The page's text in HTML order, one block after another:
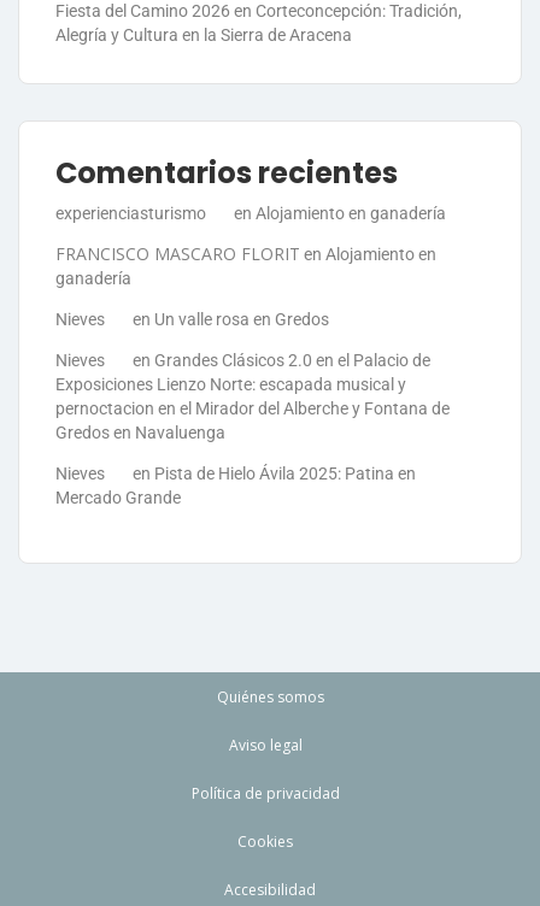
Fiesta del Camino 2026 en Corteconcepción: Tradición,
Alegría y Cultura en la Sierra de Aracena
Comentarios recientes
experienciasturismo en Alojamiento en ganadería
FRANCISCO MASCARO FLORIT en Alojamiento en
ganadería
Nieves en Un valle rosa en Gredos
Nieves en Grandes Clásicos 2.0 en el Palacio de
Exposiciones Lienzo Norte: escapada musical y
pernoctacion en el Mirador del Alberche y Fontana de
Gredos en Navaluenga
Nieves en Pista de Hielo Ávila 2025: Patina en
Mercado Grande
Quiénes somos
Aviso legal
Política de privacidad
Cookies
Accesibilidad